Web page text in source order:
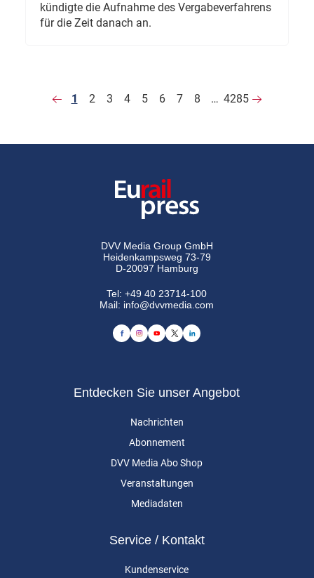
kündigte die Aufnahme des Vergabeverfahrens
für die Zeit danach an.
1 2 3 4 5 6 7 8 … 4285
DVV Media Group GmbH
Heidenkampsweg 73-79
D-20097 Hamburg
Tel:+49 40 23714-100
Mail: info@dvvmedia.com
Entdecken Sie unser Angebot
Nachrichten
Abonnement
DVV Media Abo Shop
Veranstaltungen
Mediadaten
Service / Kontakt
Kundenservice